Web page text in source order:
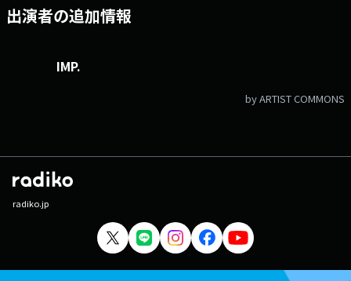
出演者の追加情報
IMP.
by ARTIST COMMONS
radiko.jp